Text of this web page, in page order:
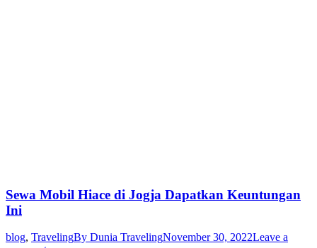
Sewa Mobil Hiace di Jogja Dapatkan Keuntungan
Ini
blog, TravelingBy Dunia TravelingNovember 30, 2022Leave a